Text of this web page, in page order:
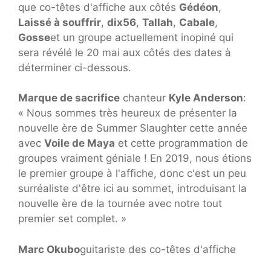
que co-têtes d'affiche aux côtés Gédéon,
Laissé à souffrir, dix56, Tallah, Cabale,
Gosseet un groupe actuellement inopiné qui
sera révélé le 20 mai aux côtés des dates à
déterminer ci-dessous.
Marque de sacrifice chanteur Kyle Anderson:
« Nous sommes très heureux de présenter la
nouvelle ère de Summer Slaughter cette année
avec Voile de Maya et cette programmation de
groupes vraiment géniale ! En 2019, nous étions
le premier groupe à l'affiche, donc c'est un peu
surréaliste d'être ici au sommet, introduisant la
nouvelle ère de la tournée avec notre tout
premier set complet. »
Marc Okuboguitariste des co-têtes d'affiche